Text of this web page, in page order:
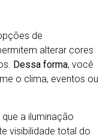
de
alterar cores
Dessa forma, você
o clima, eventos ou
a iluminação
visibilidade total do